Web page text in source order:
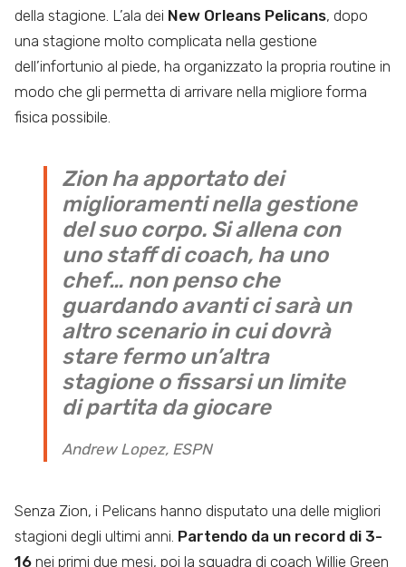
della stagione. L’ala dei New Orleans Pelicans, dopo
una stagione molto complicata nella gestione
dell’infortunio al piede, ha organizzato la propria routine in
modo che gli permetta di arrivare nella migliore forma
fisica possibile.
Zion ha apportato dei
miglioramenti nella gestione
del suo corpo. Si allena con
uno staff di coach, ha uno
chef… non penso che
guardando avanti ci sarà un
altro scenario in cui dovrà
stare fermo un’altra
stagione o fissarsi un limite
di partita da giocare
Andrew Lopez, ESPN
Senza Zion, i Pelicans hanno disputato una delle migliori
stagioni degli ultimi anni. Partendo da un record di 3-
16 nei primi due mesi, poi la squadra di coach Willie Green